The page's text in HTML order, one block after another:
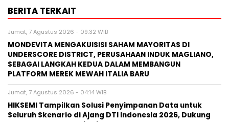
BERITA TERKAIT
Jumat, 7 Agustus 2026 - 09:32 WIB
MONDEVITA MENGAKUISISI SAHAM MAYORITAS DI
UNDERSCORE DISTRICT, PERUSAHAAN INDUK MAGLIANO,
SEBAGAI LANGKAH KEDUA DALAM MEMBANGUN
PLATFORM MEREK MEWAH ITALIA BARU
Jumat, 7 Agustus 2026 - 04:14 WIB
HIKSEMI Tampilkan Solusi Penyimpanan Data untuk
Seluruh Skenario di Ajang DTI Indonesia 2026, Dukung